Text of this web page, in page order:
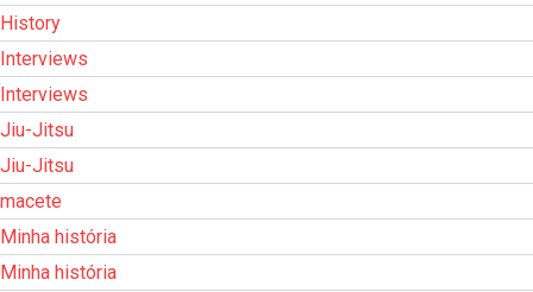
History
Interviews
Interviews
Jiu-Jitsu
Jiu-Jitsu
macete
Minha história
Minha história